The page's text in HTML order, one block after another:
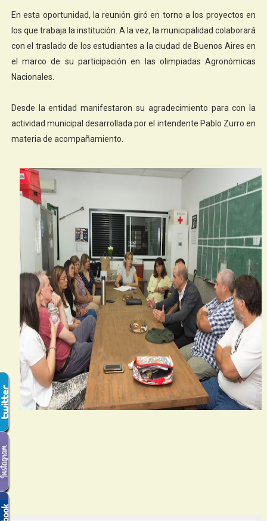
En esta oportunidad, la reunión giró en torno a los proyectos en
los que trabaja la institución. A la vez, la municipalidad colaborará
con el traslado de los estudiantes a la ciudad de Buenos Aires en
el marco de su participación en las olimpiadas Agronómicas
Nacionales.
Desde la entidad manifestaron su agradecimiento para con la
actividad municipal desarrollada por el intendente Pablo Zurro en
materia de acompañamiento.